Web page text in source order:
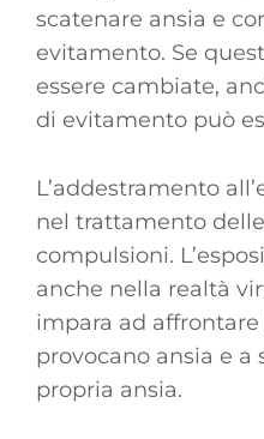
scatenare ansia e
evitamento. Se
essere cambiate,
di evitamento può
L’addestramento
nel trattamento
compulsioni.
anche nella realtà
impara ad
provocano ansia e a
propria ansia.